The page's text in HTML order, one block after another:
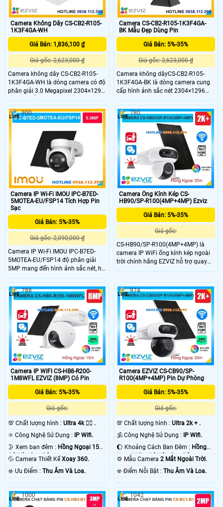
Camera Không Dây CS-CB2-R105-
1K3F4GA-WH
Giá Bán: 1,836,100 ₫
Giá gốc: 2,623,000 ₫
Camera không dây CS-CB2-R105-
1K3F4GA-WH là dòng camera có độ
phân giải 3.0 Megapixel 2304×1296
sắc nét, hỗ trợ kết nối 4G linh hoạt
và pin 2000mAh tiện lợi. Trang bị AI
phát hiện hình dáng người, hồng
ngoại 8m, đàm thoại hai chiều cùng
khả năng lưu trữ đến 512GB, phù
hợp giám sát mọi vị trí không có Wi-
Camera CS-CB2-R105-1K3F4GA-
BK Mẫu Đẹp Dùng Pin
Giá Bán: 5%-35%
Giá gốc: 2,623,000 ₫
Camera không dâyCS-CB2-R105-
1K3F4GA-BK là dòng camera cung
cấp hình ảnh sắc nét 2304×1296
cùng khả năng kết nối 4G mọi nơi.
Hỗ trợ AI phát hiện hình dáng
người,hỗ trợ pin 2000mAh hồng
ngoại 8m và đàm thoại hai chiều
với chất lượng âm thanh cao, khe
cắm thẻ nhớ lên đến 512GB camera
phù hợp giám sát linh hoạt mà
không cần Wi-Fi.
Camera IP Wi-Fi IMOU IPC-B7ED-
5MOTEA-EU/FSP14 Tích Hợp Pin
Sạc
Giá Bán: 5%-35%
Giá gốc: 2,090,000 ₫
Camera IP Wi-Fi IMOU IPC-B7ED-
5MOTEA-EU/FSP14 độ phân giải
5MP mang đến hình ảnh sắc nét, hỗ
trợ đàm thoại hai chiều tiện lợi cho
việc kết nối từ xa. Với công nghệ
nhận diện thông minh phát hiện
người và xe. Pin 10.000mAh kết hợp
tấm năng lượng mặt trời 5W cho
phép hoạt động ổn định ngoài trời,
phù hợp giám sát liên tục không
cần nguồn điện lưới.
900
Camera Ống Kính Kép CS-
HB90/SP-R100(4MP+4MP) Ezviz
Giá Bán: 5%-35%
Giá gốc:
CS-HB90/SP-R100(4MP+4MP) là
camera IP WiFi ống kính kép ngoài
trời chính hãng EZVIZ hỗ trợ quay
quét với độ phân giải 4MP + 4MP
trang bị hồng ngoại 35m Full Color,
khả năng phát hiện con người và
phương tiện thông minh. Tích hợp
micro, loa đàm thoại hai chiều và
khe cắm thẻ nhớ lên đến 512GB phù
hợp cho nhu cầu giám sát an ninh
hiệu quả.
780
Camera IP WIFI CS-HB8-R200-
1M8WFL EZVIZ (8MP) Có Pin
Giá Bán: 5%-35%
Giá gốc:
💯 Chất lượng hình : Ultra 4k 👍🏾 .
⚛️ Công Nghệ Sử Dụng :
IP Wifi.
🌛 Xem ban đêm : Hồng Ngoại 15m
Có Màu Ban Ðêm.
💦 Camera Thiết Kế Xoay 360.
️☣️ Ưu Điểm : Thu Âm Và Loa.
788
Camera EZVIZ CS-CB90/SP-
R100(4MP+4MP) Pin Dự Phòng
Giá Bán: 5%-35%
Giá gốc:
💯 Chất lượng hình :Ultra 2k + .
🕉️ Công Nghệ Sử Dụng :
IP Wifi.
🌔 Khoảng Cách Ban Đêm : Hồng
Ngoại 35m Có Màu Ban Ðêm.
💢 Mẫu Camera2 Mắt Ngoài Trời.
️☣️ Điểm Nỗi Bật :Thu Âm Và Loa.
974
1000 1042